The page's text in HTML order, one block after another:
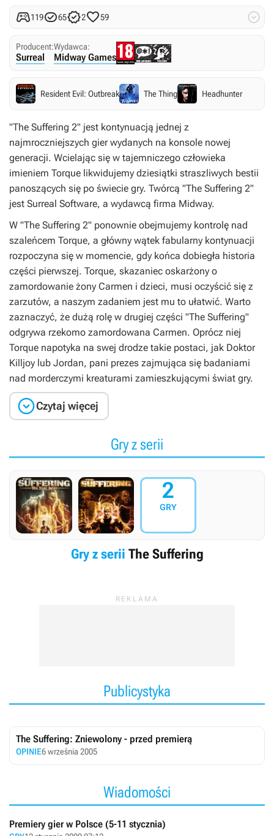
11965259 
Producent:
Surreal
Wydawca:
Midway Games
Resident Evil: Outbreak The Thing Headhunter
"The Suffering 2" jest kontynuacją jednej z
najmroczniejszych gier wydanych na konsole nowej
generacji. Wcielając się w tajemniczego człowieka
imieniem Torque likwidujemy dziesiątki straszliwych bestii
panoszących się po świecie gry. Twórcą "The Suffering 2"
jest Surreal Software, a wydawcą firma Midway.
W "The Suffering 2" ponownie obejmujemy kontrolę nad
szaleńcem Torque, a główny wątek fabularny kontynuacji
rozpoczyna się w momencie, gdy końca dobiegła historia
części pierwszej. Torque, skazaniec oskarżony o
zamordowanie żony Carmen i dzieci, musi oczyścić się z
zarzutów, a naszym zadaniem jest mu to ułatwić. Warto
zaznaczyć, że dużą rolę w drugiej części "The Suffering"
odgrywa rzekomo zamordowana Carmen. Oprócz niej
Torque napotyka na swej drodze takie postaci, jak Doktor
Killjoy lub Jordan, pani prezes zajmująca się badaniami
nad morderczymi kreaturami zamieszkującymi świat gry.
Czytaj więcej
Gry z serii
2
GRY
Gry z serii The Suffering
Publicystyka
The Suffering: Zniewolony - przed premierą
OPINIE6 września 2005
Wiadomości
Premiery gier w Polsce (5-11 stycznia)